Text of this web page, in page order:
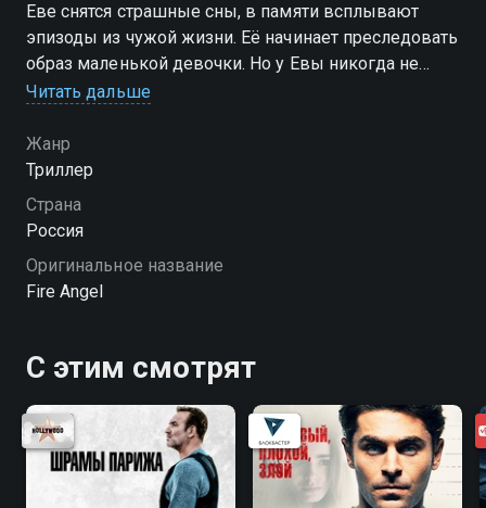
Еве снятся страшные сны, в памяти всплывают
эпизоды из чужой жизни. Её начинает преследовать
образ маленькой девочки. Но у Евы никогда не
было детей… Всё это происходит после потери
тогда на самом деле?
Читать дальше
Жанр
Триллер
Страна
Россия
Оригинальное название
Fire Angel
С этим смотрят